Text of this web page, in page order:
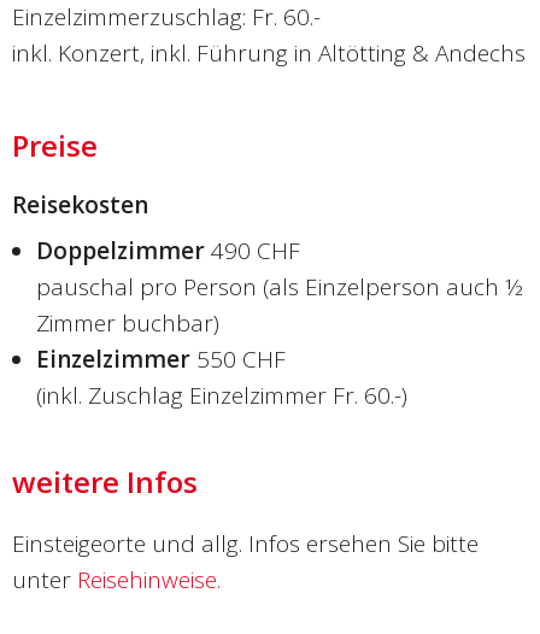
Einzelzimmerzuschlag: Fr. 60.-
inkl. Konzert, inkl. Führung in Altötting & Andechs
Preise
Reisekosten
Doppelzimmer490 CHF
pauschal pro Person (als Einzelperson auch ½
Zimmer buchbar)
Einzelzimmer 550 CHF
(inkl. Zuschlag Einzelzimmer Fr. 60.-)
weitere Infos
Einsteigeorte und allg. Infos ersehen Sie bitte
unter Reisehinweise.